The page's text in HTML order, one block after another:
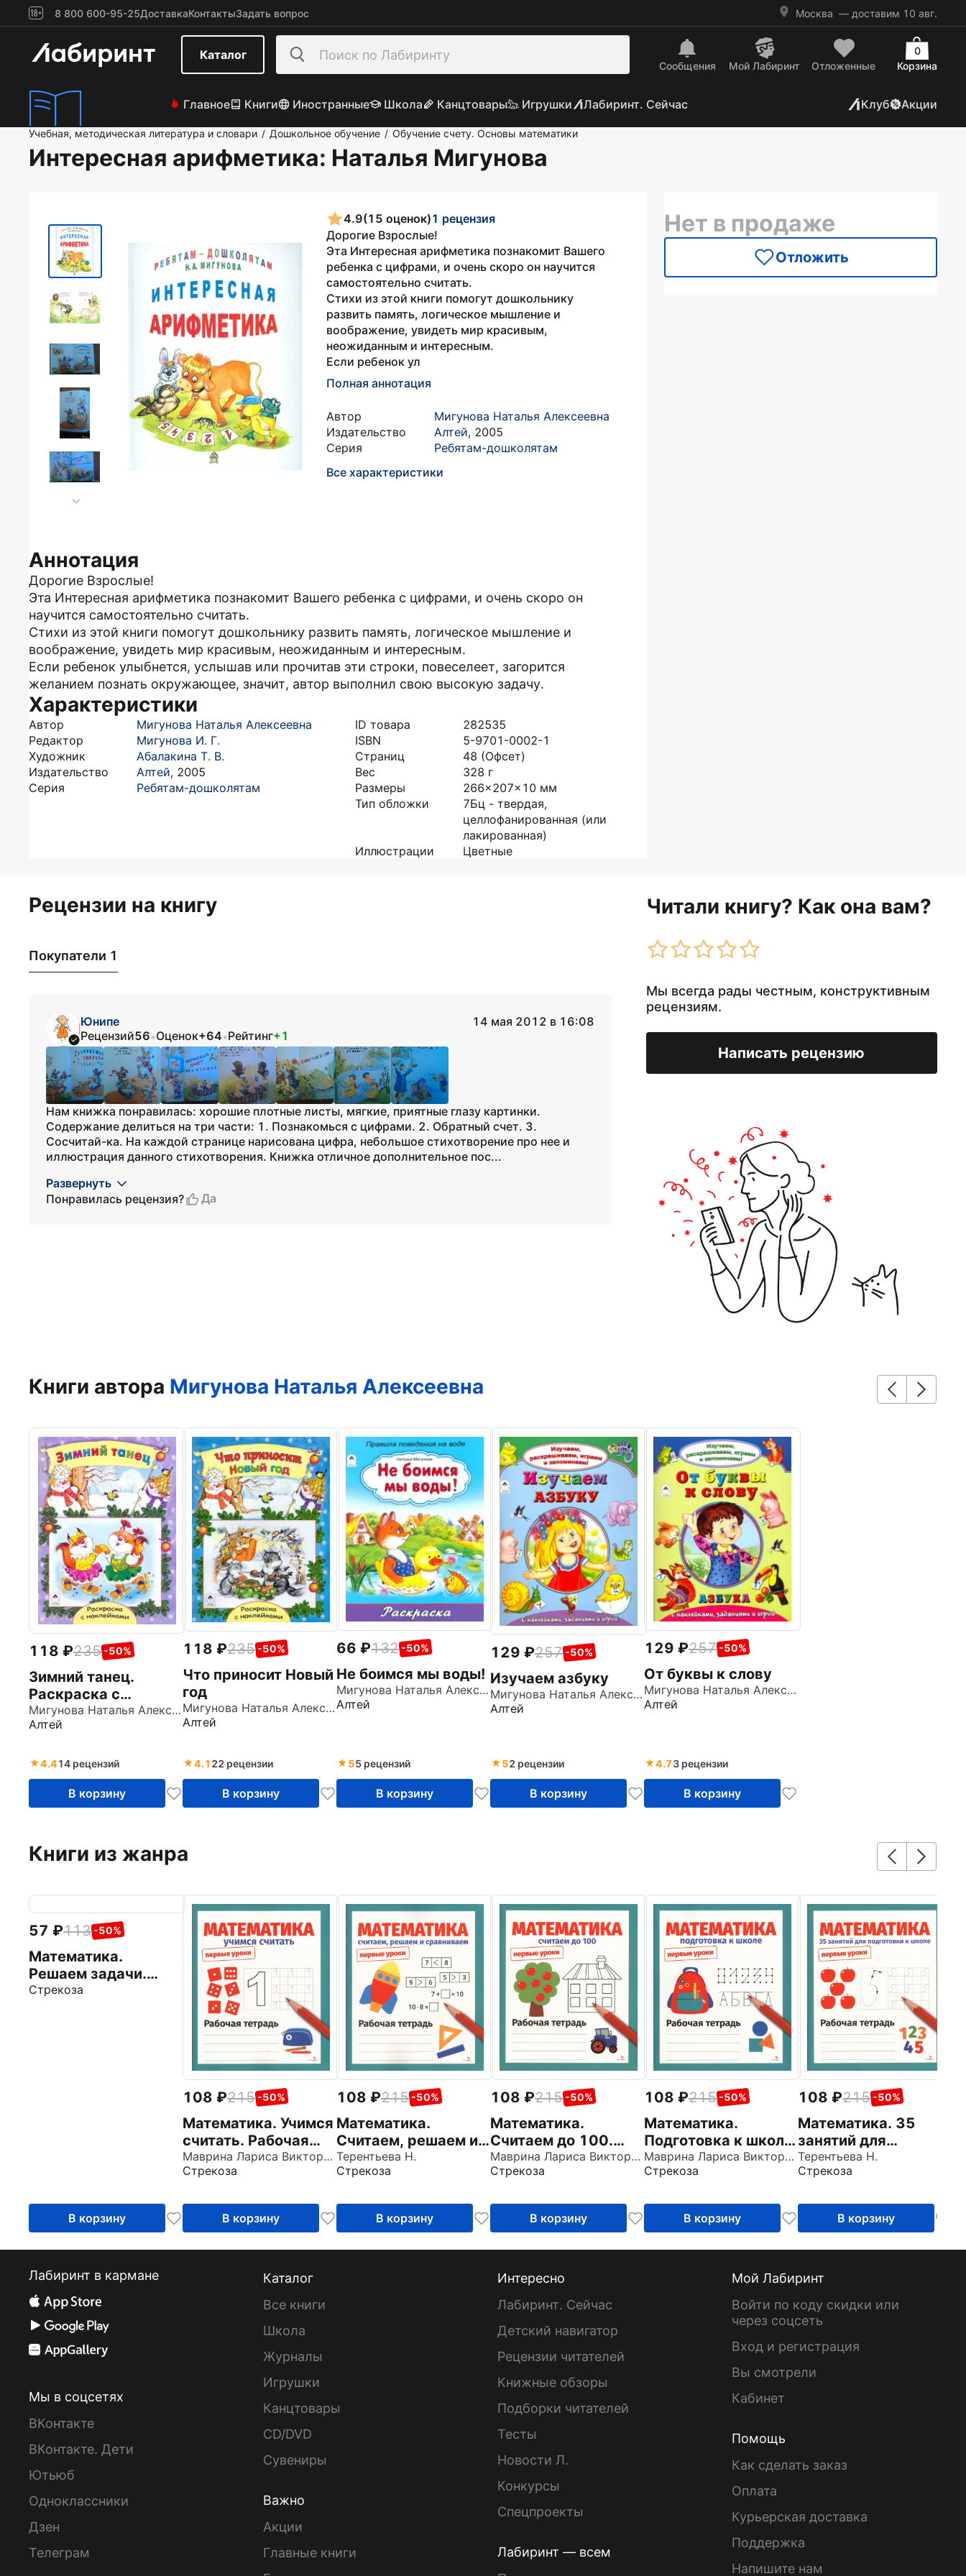
8 800 600-95-25ДоставкаКонтактыЗадать вопрос Москва — доставим 10 авг.
Каталог
Сообщения Mой Лабиринт Отложенные Корзина
0
Главное Книги Иностранные Школа Канцтовары Игрушки Лабиринт. Сейчас Клуб Акции
Учебная, методическая литература и словари / Дошкольное обучение / Обучение счету. Основы математики
Интересная арифметика: Наталья Мигунова
4.9(15 оценок)1 рецензия
Дорогие Взрослые!
Эта Интересная арифметика познакомит Вашего
ребенка с цифрами, и очень скоро он научится
самостоятельно считать.
Стихи из этой книги помогут дошкольнику
развить память, логическое мышление и
воображение, увидеть мир красивым,
неожиданным и интересным.
Если ребенок ул
Полная аннотация
Автор
Мигунова Наталья Алексеевна
Издательство
Алтей, 2005
Серия
Ребятам-дошколятам
Все характеристики
Аннотация
Дорогие Взрослые!
Эта Интересная арифметика познакомит Вашего ребенка с цифрами, и очень скоро он
научится самостоятельно считать.
Стихи из этой книги помогут дошкольнику развить память, логическое мышление и
воображение, увидеть мир красивым, неожиданным и интересным.
Если ребенок улыбнется, услышав или прочитав эти строки, повеселеет, загорится
желанием познать окружающее, значит, автор выполнил свою высокую задачу.
Характеристики
Автор
Мигунова Наталья Алексеевна
Редактор
Мигунова И. Г.
Художник
Абалакина Т. В.
Издательство
Алтей, 2005
Серия
Ребятам-дошколятам
ID товара
282535
ISBN
5-9701-0002-1
Страниц
48 (Офсет)
Вес
328 г
Размеры
266x207x10 мм
Тип обложки
7Бц - твердая,
целлофанированная (или
лакированная)
Иллюстрации
Цветные
Нет в продаже
Отложить
Рецензии на книгу Читали книгу? Как она вам?
Мы всегда рады честным, конструктивным
рецензиям.
Написать рецензию
Покупатели 1
Юнипе
14 мая 2012 в 16:08
Рецензий56•Оценок+64•Рейтинг+1
Нам книжка понравилась: хорошие плотные листы, мягкие, приятные глазу картинки.
Содержание делиться на три части: 1. Познакомься с цифрами. 2. Обратный счет. 3.
Сосчитай-ка. На каждой странице нарисована цифра, небольшое стихотворение про нее и
иллюстрация данного стихотворения. Книжка отличное дополнительное пос...
Развернуть
Понравилась рецензия?
Да
Книги автора Мигунова Наталья Алексеевна
118 235 -50%
Зимний танец.
Раскраска с
наклейками
Мигунова Наталья Алексеевна
Алтей
4.414 рецензий
В корзину
118 235 -50%
Что приносит Новый
год
Мигунова Наталья Алексеевна
Алтей
4.1 22 рецензии
В корзину
66 132 -50%
Не боимся мы воды!
Мигунова Наталья Алексеевна
Алтей
55 рецензий
В корзину
129 257 -50%
Изучаем азбуку
Мигунова Наталья Алексеевна
Алтей
52 рецензии
В корзину
129 257 -50%
От буквы к слову
Мигунова Наталья Алексеевна
Алтей
4.73 рецензии
В корзину
Книги из жанра
57 113 -50%
Математика.
Решаем задачи.
Рабочая тетрадь
Стрекоза
В корзину
108 215 -50%
Математика. Учимся
считать. Рабочая
тетрадь
Маврина Лариса Викторовна
Стрекоза
В корзину
108 215 -50%
Математика.
Считаем, решаем и
сравниваем.
Рабочая тетрадь
Терентьева Н.
Стрекоза
В корзину
108 215 -50%
Математика.
Считаем до 100.
Рабочая тетрадь
Маврина Лариса Викторовна
Стрекоза
В корзину
108 215 -50%
Математика.
Подготовка к школе.
Рабочая тетрадь
Маврина Лариса Викторовна
Стрекоза
В корзину
108 215 -50%
Математика. 35
занятий для
подготовки к школе.
Рабочая тетрадь
Терентьева Н.
Стрекоза
В корзину
Лабиринт в кармане
Мы в соцсетях
ВКонтакте
ВКонтакте. Дети
Ютьюб
Одноклассники
Дзен
Телеграм
Каталог
Все книги
Школа
Журналы
Игрушки
Канцтовары
CD/DVD
Сувениры
Важно
Акции
Главные книги
Интересно
Лабиринт. Сейчас
Детский навигатор
Рецензии читателей
Книжные обзоры
Подборки читателей
Тесты
Новости Л.
Конкурсы
Спецпроекты
Лабиринт — всем
Мой Лабиринт
Войти по коду скидки или
через соцсеть
Вход и регистрация
Вы смотрели
Кабинет
Помощь
Как сделать заказ
Оплата
Курьерская доставка
Поддержка
Напишите нам